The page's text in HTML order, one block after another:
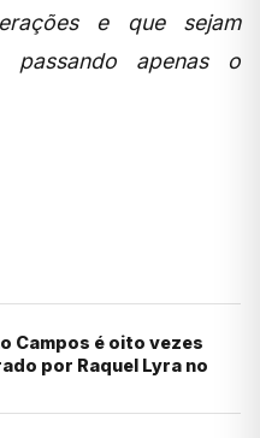
e que sejam
passando apenas o
Campos é oito vezes
por Raquel Lyra no